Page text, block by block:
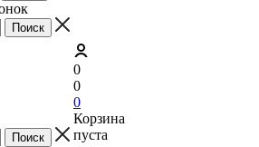
0
0
0
Корзина
пуста